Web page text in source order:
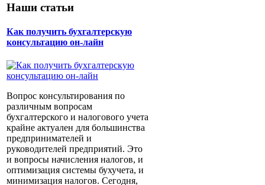
Наши статьи
Как получить бухгалтерскую
консультацию он-лайн
Вопрос консультирования по
различным вопросам
бухгалтерского и налогового учета
крайне актуален для большинства
предпринимателей и
руководителей предприятий. Это
и вопросы начисления налогов, и
оптимизация системы бухучета, и
минимизация налогов. Сегодня,